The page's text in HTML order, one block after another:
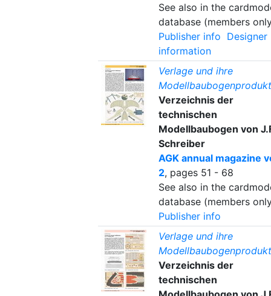
See also in the
database (members
Publisher info Designer
information
Verlage und ihre
Verzeichnis der
technischen
Modellbaubogen von
Schreiber
AGK annual magazine
2, pages 51 - 68
See also in the
database (members
Publisher info
Verlage und ihre
Verzeichnis der
technischen